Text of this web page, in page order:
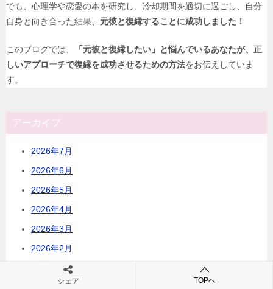
でも、心理学や恋愛の本を研究し、冷却期間を適切に過ごし、自分
自身と向き合った結果、 元彼と復縁することに成功しました！
このブログでは、
「元彼と復縁したい」と悩んでいるあなたが、正
しいアプローチで復縁を成功させるための方法をお伝えしていま
す。
アーカイブ
2026年7月
2026年6月
2026年5月
2026年4月
2026年3月
2026年2月
2026年1月
シェア TOPへ